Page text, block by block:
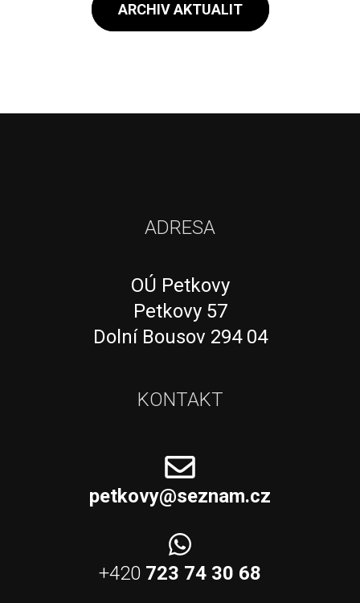
ARCHIV AKTUALIT
ADRESA
OÚ Petkovy
Petkovy 57
Dolní Bousov 294 04
KONTAKT
petkovy@seznam.cz
+420 723 74 30 68